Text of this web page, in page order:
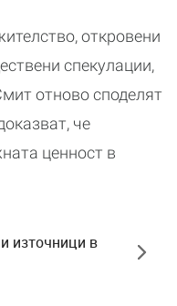
откровени
спекулации,
отново споделят
че
ценност в
източници в